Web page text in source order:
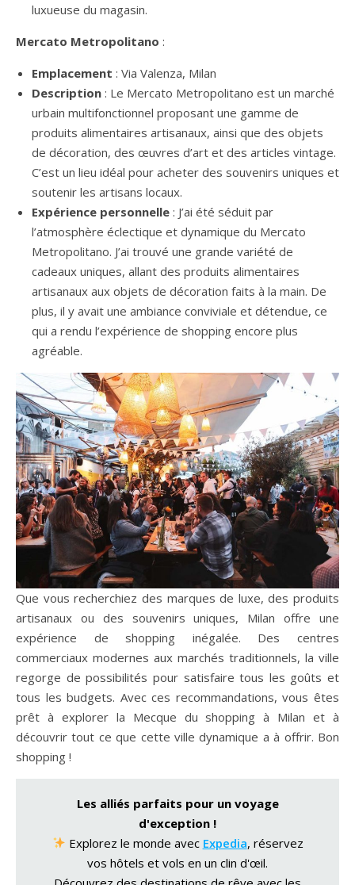
luxueuse du magasin.
Mercato Metropolitano :
Emplacement : Via Valenza, Milan
Description : Le Mercato Metropolitano est un marché
urbain multifonctionnel proposant une gamme de
produits alimentaires artisanaux, ainsi que des objets
de décoration, des œuvres d’art et des articles vintage.
C’est un lieu idéal pour acheter des souvenirs uniques et
soutenir les artisans locaux.
Expérience personnelle : J’ai été séduit par
l’atmosphère éclectique et dynamique du Mercato
Metropolitano. J’ai trouvé une grande variété de
cadeaux uniques, allant des produits alimentaires
artisanaux aux objets de décoration faits à la main. De
plus, il y avait une ambiance conviviale et détendue, ce
qui a rendu l’expérience de shopping encore plus
agréable.
Que vous recherchiez des marques de luxe, des produits
artisanaux ou des souvenirs uniques, Milan offre une
expérience de shopping inégalée. Des centres
commerciaux modernes aux marchés traditionnels, la ville
regorge de possibilités pour satisfaire tous les goûts et
tous les budgets. Avec ces recommandations, vous êtes
prêt à explorer la Mecque du shopping à Milan et à
découvrir tout ce que cette ville dynamique a à offrir. Bon
shopping !
Les alliés parfaits pour un voyage
d'exception !
Explorez le monde avec Expedia, réservez
vos hôtels et vols en un clin d'œil.